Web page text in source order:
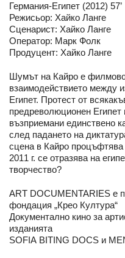
Германия-Египет (2012) 57’
Режисьор: Хайко Ланге
Сценарист: Хайко Ланге
Оператор: Марк Фолк
Продуцент: Хайко Ланге
Шумът на Кайро е
взаимодействието между
Египет. Протест от
предреволюционен Египет
възприемани единствено
след падането на
сцена в Кайро
2011 г. се отразява на
творчество?
ART DOCUMENTARIES е
фондация „Крео Култура“
Документално кино за
изданията
SOFIA BITING DOCS и